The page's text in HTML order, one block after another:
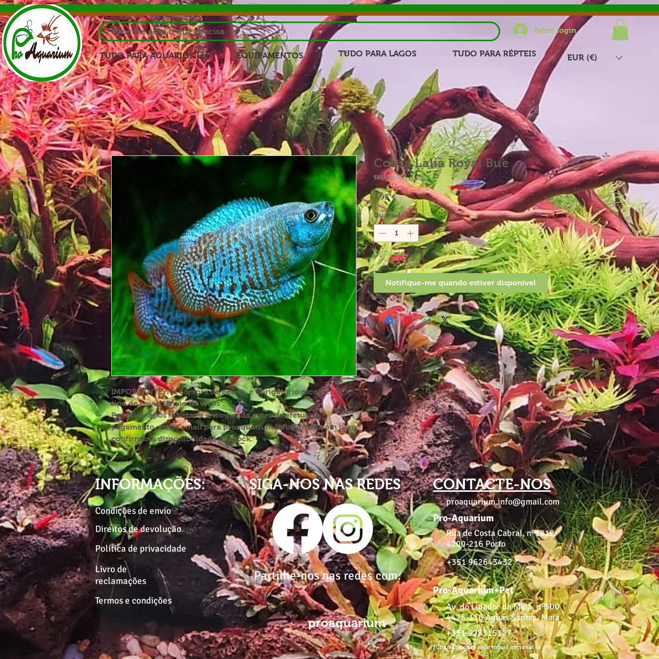
Procure aqui o que precisa Fazer login
TUDO PARA AQUARIOFILIA EQUIPAMENTOS TUDO PARA LAGOS TUDO PARA RÉPTEIS EUR (€)
IMPORTANTE:Na compra de peixes, é obrigatório escolher o
tipo de envio "Envio de vivos".
Por favor após realizar a encomenda antes de efetuar o
pagamento, envie email para proaquarium.info@gmail.com para
confirmar a disponibilidade do stock.
Colisa Lalia Royal Bue
SKU: 2656
4,95 €Preço
Quantidade *
Esgotado
Notifique-me quando estiver disponível
INFORMAÇÕES:
Condições de envio
Direitos de devolução
Política de privacidade
Livro de
reclamações
Termos e condições
SIGA-NOS NAS REDES CONTACTE-NOS
proaquarium.info@gmail.com
Pro-Aquarium
Rua de Costa Cabral, nº1812
4200-216 Porto
+351 962643432 *
Partilhe-nos nas redes com:
proaquarium
Pro-Aquarium+Pet
Av. do Lidador da Maia, nº500
4425-116 Águas Santas, Maia
+351 928315327 *
*Chamada para rede móvel nacional